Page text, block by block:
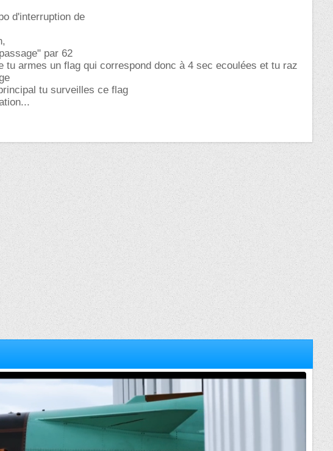
d'interruption de
par 62
tu armes un flag qui correspond donc à 4 sec ecoulées et tu raz
tu surveilles ce flag